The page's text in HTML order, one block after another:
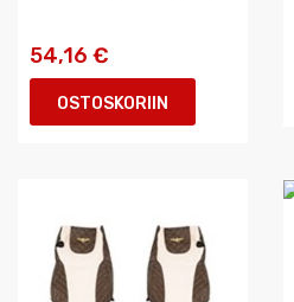
54,16 €
OSTOSKORIIN